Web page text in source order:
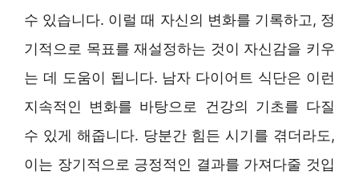
수 있습니다. 이럴 때 자신의 변화를 기록하고, 정
기적으로 목표를 재설정하는 것이 자신감을 키우
는 데 도움이 됩니다. 남자 다이어트 식단은 이런
지속적인 변화를 바탕으로 건강의 기초를 다질
수 있게 해줍니다. 당분간 힘든 시기를 겪더라도,
이는 장기적으로 긍정적인 결과를 가져다줄 것입